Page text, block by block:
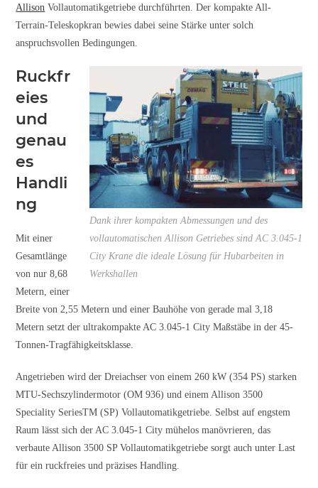
Allison Vollautomatikgetriebe durchführten. Der kompakte All-
Terrain-Teleskopkran bewies dabei seine Stärke unter solch
anspruchsvollen Bedingungen.
Dank ihrer kompakten Abmessungen und des
vollautomatischen Allison Getriebes sind AC 3.045-1
City Krane die ideale Lösung für Hubarbeiten in
Werkshallen
Ruckfr
eies
und
genau
es
Handli
ng
Mit einer
Gesamtlänge
von nur 8,68
Metern, einer
Breite von 2,55 Metern und einer Bauhöhe von gerade mal 3,18
Metern setzt der ultrakompakte AC 3.045-1 City Maßstäbe in der 45-
Tonnen-Tragfähigkeitsklasse.
Angetrieben wird der Dreiachser von einem 260 kW (354 PS) starken
MTU-Sechszylindermotor (OM 936) und einem Allison 3500
Speciality SeriesTM (SP) Vollautomatikgetriebe. Selbst auf engstem
Raum lässt sich der AC 3.045-1 City mühelos manövrieren, das
verbaute Allison 3500 SP Vollautomatikgetriebe sorgt auch unter Last
für ein ruckfreies und präzises Handling.